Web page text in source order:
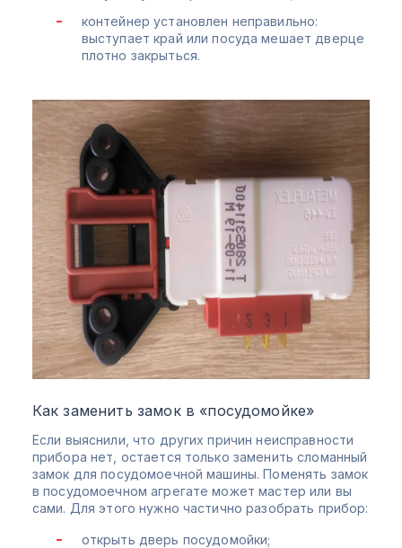
контейнер установлен неправильно:
выступает край или посуда мешает дверце
плотно закрыться.
Как заменить замок в «посудомойке»
Если выяснили, что других причин неисправности
прибора нет, остается только заменить сломанный
замок для посудомоечной машины. Поменять замок
в посудомоечном агрегате может мастер или вы
сами. Для этого нужно частично разобрать прибор:
открыть дверь посудомойки;